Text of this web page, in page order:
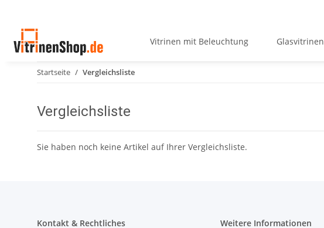
Vitrinen mit Beleuchtung Glasvitrinen
Startseite Vergleichsliste
Vergleichsliste
Sie haben noch keine Artikel auf Ihrer Vergleichsliste.
Kontakt & Rechtliches Weitere Informationen